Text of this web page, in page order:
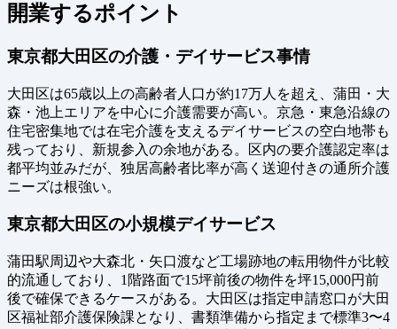
開業するポイント
東京都大田区の介護・デイサービス事情
大田区は65歳以上の高齢者人口が約17万人を超え、蒲田・大
森・池上エリアを中心に介護需要が高い。京急・東急沿線の
住宅密集地では在宅介護を支えるデイサービスの空白地帯も
残っており、新規参入の余地がある。区内の要介護認定率は
都平均並みだが、独居高齢者比率が高く送迎付きの通所介護
ニーズは根強い。
東京都大田区の小規模デイサービス
蒲田駅周辺や大森北・矢口渡など工場跡地の転用物件が比較
的流通しており、1階路面で15坪前後の物件を坪15,000円前
後で確保できるケースがある。大田区は指定申請窓口が大田
区福祉部介護保険課となり、書類準備から指定まで標準3〜4